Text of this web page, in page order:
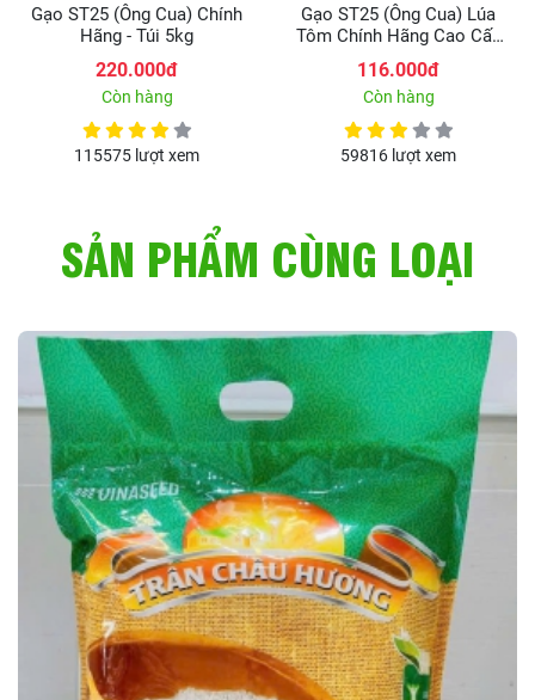
Gạo ST25 (Ông Cua) Chính
Hãng - Túi 5kg
220.000đ
Còn hàng
115575 lượt xem
Gạo ST25 (Ông Cua) Lúa
Tôm Chính Hãng Cao Cấp
- Hộp 2kg
116.000đ
Còn hàng
59816 lượt xem
SẢN PHẨM CÙNG LOẠI